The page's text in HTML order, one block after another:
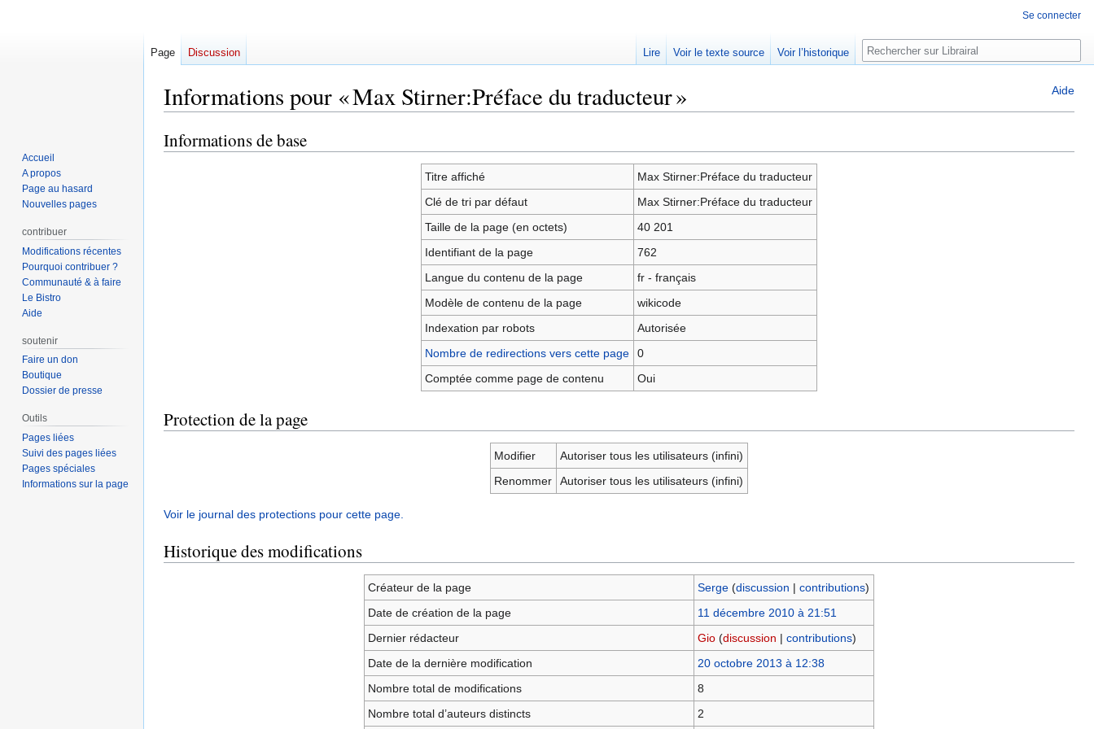
Aide
Informations pour « Max Stirner:Préface du traducteur »
Aller
à
Aller
à
Informations de base
Titre affiché
Max Stirner:Préface du traducteur
Clé de tri par défaut
Max Stirner:Préface du traducteur
Taille de la page (en octets)
40 201
Identifiant de la page
762
Langue du contenu de la page
fr - français
Modèle de contenu de la page
wikicode
Indexation par robots
Autorisée
Nombre de redirections vers cette page
0
Comptée comme page de contenu
Oui
Protection de la page
Modifier
Autoriser tous les utilisateurs (infini)
Renommer
Autoriser tous les utilisateurs (infini)
Voir le journal des protections pour cette page.
Historique des modifications
Créateur de la page Serge (discussion |contributions)
Date de création de la page
11 décembre 2010 à 21:51
Dernier rédacteur
Gio (discussion |contributions)
Date de la dernière modification
20 octobre 2013 à 12:38
Nombre total de modifications
8
Nombre total d’auteurs distincts
2
Se connecter
Page Discussion Lire Voir le texte source Voir l’historique Rechercher
Accueil
A propos
Page au hasard
Nouvelles pages
contribuer
Modifications récentes
Pourquoi contribuer ?
Communauté & à faire
Le Bistro
Aide
soutenir
Faire un don
Boutique
Dossier de presse
Outils
Pages liées
Suivi des pages liées
Pages spéciales
Informations sur la page